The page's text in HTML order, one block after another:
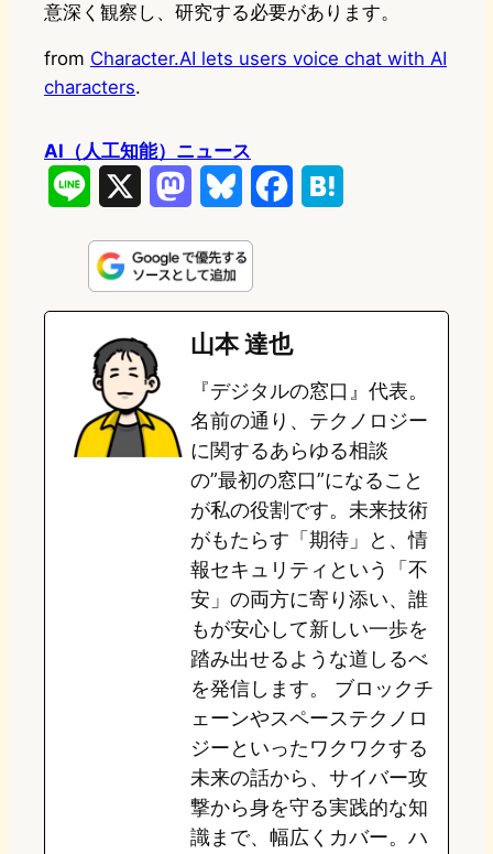
意深く観察し、研究する必要があります。
from Character.AI lets users voice chat with AI
characters.
AI（人工知能）ニュース
n
e
s
t
o
o
n
u
e
s
k
e
b
o
o
k
e
a
山本 達也
『デジタルの窓口』代表。
名前の通り、テクノロジー
に関するあらゆる相談
の”最初の窓口”になること
が私の役割です。未来技術
がもたらす「期待」と、情
報セキュリティという「不
安」の両方に寄り添い、誰
もが安心して新しい一歩を
踏み出せるような道しるべ
を発信します。 ブロックチ
ェーンやスペーステクノロ
ジーといったワクワクする
未来の話から、サイバー攻
撃から身を守る実践的な知
識まで、幅広くカバー。ハ